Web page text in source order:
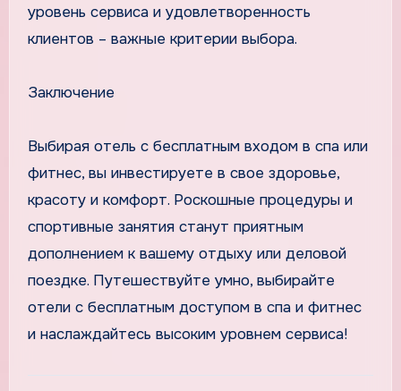
уровень сервиса и удовлетворенность
клиентов – важные критерии выбора.
Заключение
Выбирая отель с бесплатным входом в спа или
фитнес, вы инвестируете в свое здоровье,
красоту и комфорт. Роскошные процедуры и
спортивные занятия станут приятным
дополнением к вашему отдыху или деловой
поездке. Путешествуйте умно, выбирайте
отели с бесплатным доступом в спа и фитнес
и наслаждайтесь высоким уровнем сервиса!